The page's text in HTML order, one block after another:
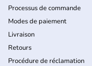
Processus de commande
Modes de paiement
Livraison
Retours
Procédure de réclamation